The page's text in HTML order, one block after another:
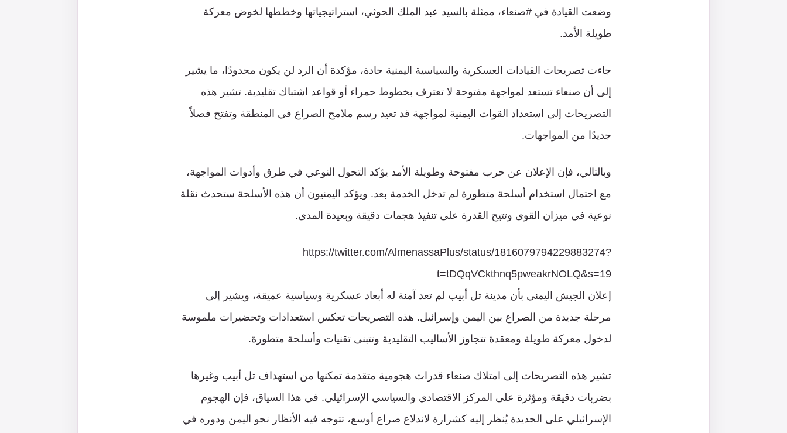
وضعت القيادة في #صنعاء، ممثلة بالسيد عبد الملك الحوثي، استراتيجياتها وخططها لخوض معركة
طويلة الأمد.
جاءت تصريحات القيادات العسكرية والسياسية اليمنية حادة، مؤكدة أن الرد لن يكون محدودًا، ما يشير
إلى أن صنعاء تستعد لمواجهة مفتوحة لا تعترف بخطوط حمراء أو قواعد اشتباك تقليدية. تشير هذه
التصريحات إلى استعداد القوات اليمنية لمواجهة قد تعيد رسم ملامح الصراع في المنطقة وتفتح فصلاً
جديدًا من المواجهات.
وبالتالي، فإن الإعلان عن حرب مفتوحة وطويلة الأمد يؤكد التحول النوعي في طرق وأدوات المواجهة،
مع احتمال استخدام أسلحة متطورة لم تدخل الخدمة بعد. ويؤكد اليمنيون أن هذه الأسلحة ستحدث نقلة
نوعية في ميزان القوى وتتيح القدرة على تنفيذ هجمات دقيقة وبعيدة المدى.
https://twitter.com/AlmenassaPlus/status/1816079794229883274?
t=tDQqVCkthnq5pweakrNOLQ&s=19
إعلان الجيش اليمني بأن مدينة تل أبيب لم تعد آمنة له أبعاد عسكرية وسياسية عميقة، ويشير إلى
مرحلة جديدة من الصراع بين اليمن وإسرائيل. هذه التصريحات تعكس استعدادات وتحضيرات ملموسة
لدخول معركة طويلة ومعقدة تتجاوز الأساليب التقليدية وتتبنى تقنيات وأسلحة متطورة.
تشير هذه التصريحات إلى امتلاك صنعاء قدرات هجومية متقدمة تمكنها من استهداف تل أبيب وغيرها
بضربات دقيقة ومؤثرة على المركز الاقتصادي والسياسي الإسرائيلي. في هذا السياق، فإن الهجوم
الإسرائيلي على الحديدة يُنظر إليه كشرارة لاندلاع صراع أوسع، تتوجه فيه الأنظار نحو اليمن ودوره في